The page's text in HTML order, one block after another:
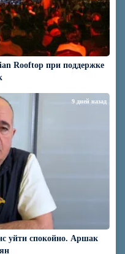
Rooftop при поддержке
уйти спокойно. Аршак
9 дней назад